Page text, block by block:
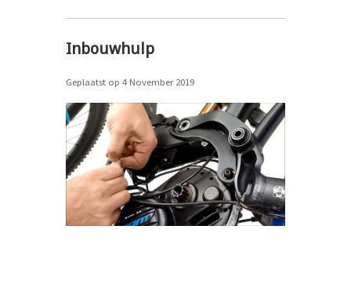
Inbouwhulp
Geplaatst op 4 November 2019